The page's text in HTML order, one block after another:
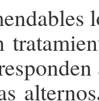
alternos